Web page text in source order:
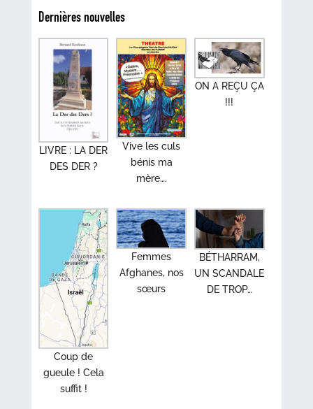
Dernières nouvelles
LIVRE : LA DER
DES DER ?
Vive les culs
bénis ma
mère….
ON A REÇU ÇA
!!!
Coup de
gueule ! Cela
suffit !
Femmes
Afghanes, nos
sœurs
BÉTHARRAM,
UN SCANDALE
DE TROP…